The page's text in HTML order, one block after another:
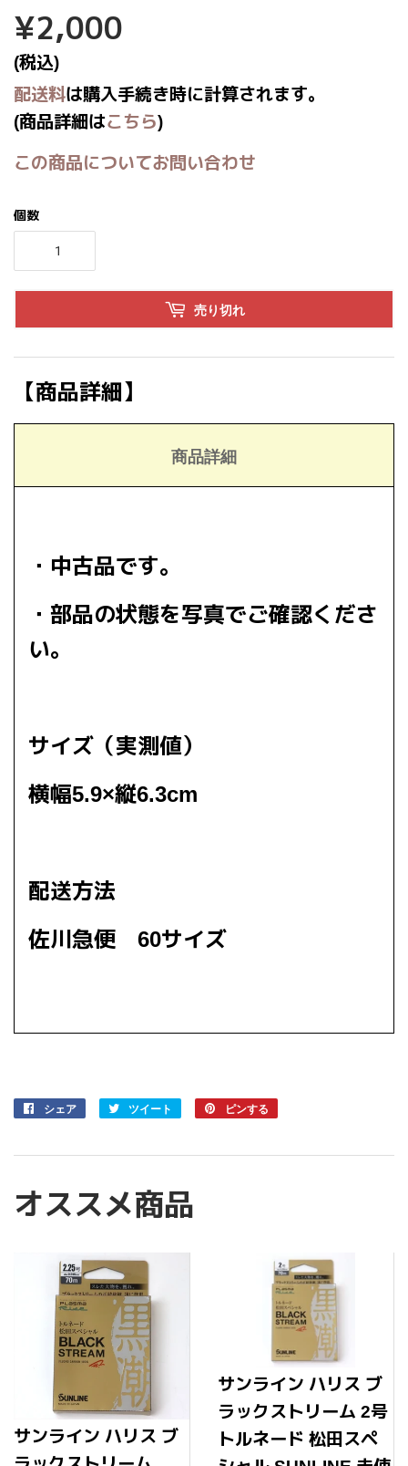
¥2,000
(税込)
配送料は購入手続き時に計算されます。
(商品詳細はこちら)
この商品についてお問い合わせ
個数
売り切れ
【商品詳細】
商品詳細
・中古品です。
・部品の状態を写真でご確認くださ
い。
サイズ（実測値）
横幅5.9×縦6.3cm
配送方法
佐川急便 60サイズ
シェア
Facebook
す
ツイート
Twitter
す
る
ピンする
オススメ商品
サンライン ハリス ブ
サンライン ハリス ブ
ラックストリーム 2号
トルネード 松田スペ